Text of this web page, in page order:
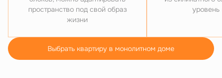
пространство под свой образ
жизни
Выбрать квартиру в монолитном доме